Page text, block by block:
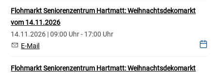
Flohmarkt Seniorenzentrum Hartmatt: Weihnachtsdekomarkt
vom 14.11.2026
14.11.2026 | 09:00 Uhr - 17:00 Uhr
E-Mail
Flohmarkt Seniorenzentrum Hartmatt: Weihnachtsdekomarkt